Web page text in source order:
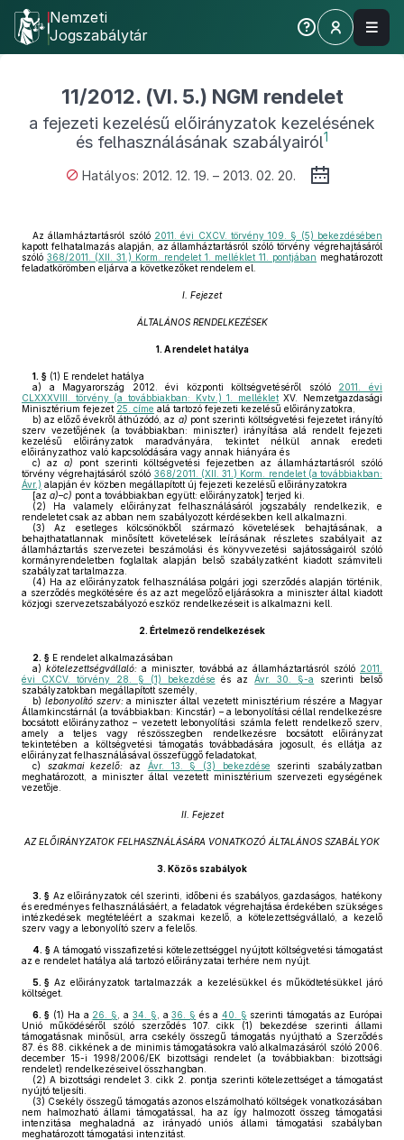
Nemzeti
Jogszabálytár
11/2012. (VI. 5.) NGM rendelet
a fejezeti kezelésű előirányzatok kezelésének
és felhasználásának szabályairól1
Hatályos: 2012. 12. 19. – 2013. 02. 20.
Az államháztartásról szóló 2011. évi CXCV. törvény 109. § (5) bekezdésében
kapott felhatalmazás alapján, az államháztartásról szóló törvény végrehajtásáról
szóló 368/2011. (XII. 31.) Korm. rendelet 1. melléklet 11. pontjában meghatározott
feladatkörömben eljárva a következőket rendelem el.
I. Fejezet
ÁLTALÁNOS RENDELKEZÉSEK
1. A rendelet hatálya
1. § (1) E rendelet hatálya
a) a Magyarország 2012. évi központi költségvetéséről szóló 2011. évi
CLXXXVIII. törvény (a továbbiakban: Kvtv.) 1. mellékletXV. Nemzetgazdasági
Minisztérium fejezet 25. címe alá tartozó fejezeti kezelésű előirányzatokra,
b) az előző évekről áthúzódó, az a) pont szerinti költségvetési fejezetet irányító
szerv vezetőjének (a továbbiakban: miniszter) irányítása alá rendelt fejezeti
kezelésű előirányzatok maradványára, tekintet nélkül annak eredeti
előirányzathoz való kapcsolódására vagy annak hiányára és
c) az a) pont szerinti költségvetési fejezetben az államháztartásról szóló
törvény végrehajtásáról szóló 368/2011. (XII. 31.) Korm. rendelet (a továbbiakban:
Ávr.) alapján év közben megállapított új fejezeti kezelésű előirányzatokra
[az a)–c) pont a továbbiakban együtt: előirányzatok] terjed ki.
(2) Ha valamely előirányzat felhasználásáról jogszabály rendelkezik, e
rendeletet csak az abban nem szabályozott kérdésekben kell alkalmazni.
(3) Az esetleges kölcsönökből származó követelések behajtásának, a
behajthatatlannak minősített követelések leírásának részletes szabályait az
államháztartás szervezetei beszámolási és könyvvezetési sajátosságairól szóló
kormányrendeletben foglaltak alapján belső szabályzatként kiadott számviteli
szabályzat tartalmazza.
(4) Ha az előirányzatok felhasználása polgári jogi szerződés alapján történik,
a szerződés megkötésére és az azt megelőző eljárásokra a miniszter által kiadott
közjogi szervezetszabályozó eszköz rendelkezéseit is alkalmazni kell.
2. Értelmező rendelkezések
2. § E rendelet alkalmazásában
a) kötelezettségvállaló:a miniszter, továbbá az államháztartásról szóló 2011.
évi CXCV. törvény 28. § (1) bekezdése és azÁvr. 30. §-a szerinti belső
szabályzatokban megállapított személy,
b) lebonyolító szerv:a miniszter által vezetett minisztérium részére a Magyar
Államkincstárnál (a továbbiakban: Kincstár) – a lebonyolítási céllal rendelkezésre
bocsátott előirányzathoz – vezetett lebonyolítási számla felett rendelkező szerv,
amely a teljes vagy részösszegben rendelkezésre bocsátott előirányzat
tekintetében a költségvetési támogatás továbbadására jogosult, és ellátja az
előirányzat felhasználásával összefüggő feladatokat,
c)
szakmai kezelő: az Ávr. 13. § (3) bekezdése szerinti szabályzatban
meghatározott, a miniszter által vezetett minisztérium szervezeti egységének
vezetője.
II. Fejezet
AZ ELŐIRÁNYZATOK FELHASZNÁLÁSÁRA VONATKOZÓ ÁLTALÁNOS SZABÁLYOK
3. Közös szabályok
3. § Az előirányzatok cél szerinti, időbeni és szabályos, gazdaságos, hatékony
és eredményes felhasználásáért, a feladatok végrehajtása érdekében szükséges
intézkedések megtételéért a szakmai kezelő, a kötelezettségvállaló, a kezelő
szerv vagy a lebonyolító szerv a felelős.
4. § A támogató visszafizetési kötelezettséggel nyújtott költségvetési támogatást
az e rendelet hatálya alá tartozó előirányzatai terhére nem nyújt.
5. § Az előirányzatok tartalmazzák a kezelésükkel és működtetésükkel járó
költséget.
6. § (1) Ha a 26. § , a 34. § , a36. § és a 40. § szerinti támogatás az Európai
Unió működéséről szóló szerződés 107. cikk (1) bekezdése szerinti állami
támogatásnak minősül, arra csekély összegű támogatás nyújtható a Szerződés
87. és 88. cikkének a de minimis támogatásokra való alkalmazásáról szóló 2006.
december 15-i 1998/2006/EK bizottsági rendelet (a továbbiakban: bizottsági
rendelet) rendelkezéseivel összhangban.
(2) A bizottsági rendelet 3. cikk 2. pontja szerinti kötelezettséget a támogatást
nyújtó teljesíti.
(3) Csekély összegű támogatás azonos elszámolható költségek vonatkozásában
nem halmozható állami támogatással, ha az így halmozott összeg támogatási
intenzitása meghaladná az irányadó uniós állami támogatási szabályban
meghatározott támogatási intenzitást.